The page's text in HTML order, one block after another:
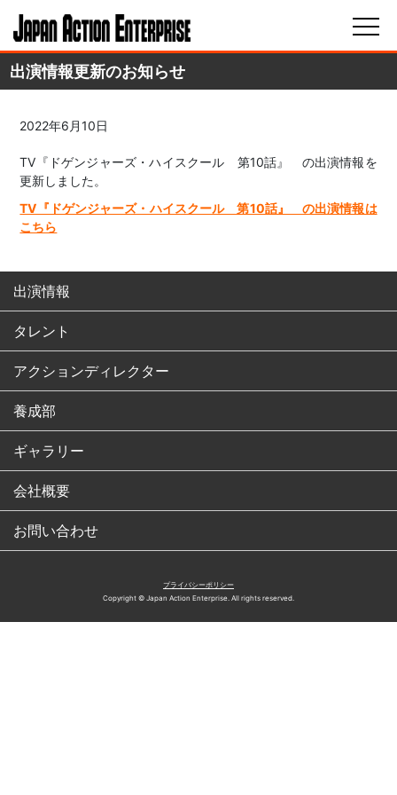
出演情報更新のお知らせ
2022年6月10日
TV『ドゲンジャーズ・ハイスクール 第10話』 の出演情報を
更新しました。
TV『ドゲンジャーズ・ハイスクール 第10話』 の出演情報は
こちら
出演情報
タレント
アクションディレクター
養成部
ギャラリー
会社概要
お問い合わせ
プライバシーポリシー
Copyright © Japan Action Enterprise. All rights reserved.